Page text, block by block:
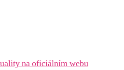
na oficiálním webu